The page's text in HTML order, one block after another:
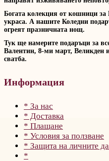
Богата колекция от кошници за
украса. А нашите Коледни
огреят празничната нощ.
Тук ще намерите подаръци за
Валентин, 8-ми март, Великден
сватба.
Информация
* За нас
* Доставка
* Плащане
* Условия за ползване
* Защита на личните
*